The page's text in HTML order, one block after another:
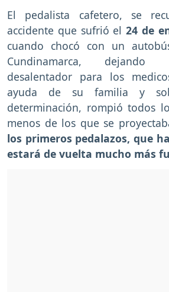
El pedalista cafetero, se
accidente que sufrió el24 de
cuando chocó con un
Cundinamarca, dejando
desalentador para los
ayuda de su familia y
determinación, rompió todos
menos de los que se
los primeros pedalazos, que
estará de vuelta mucho más